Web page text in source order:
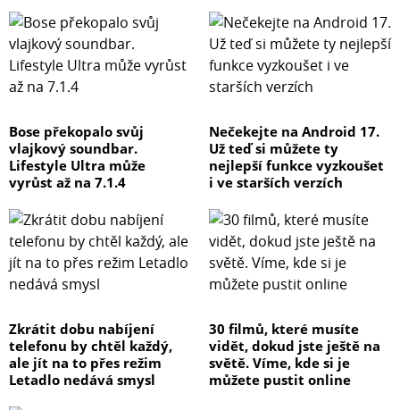
Bose překopalo svůj
vlajkový soundbar.
Lifestyle Ultra může
vyrůst až na 7.1.4
Nečekejte na Android 17.
Už teď si můžete ty
nejlepší funkce vyzkoušet
i ve starších verzích
Zkrátit dobu nabíjení
telefonu by chtěl každý,
ale jít na to přes režim
Letadlo nedává smysl
30 filmů, které musíte
vidět, dokud jste ještě na
světě. Víme, kde si je
můžete pustit online